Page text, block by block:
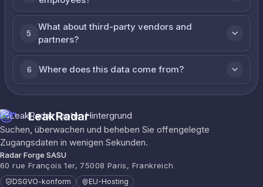
5
What about third-party vendors and
partners?
6 Where does this data come from?
LeakRadar
Suchen, überwachen und beheben Sie offengelegte
Zugangsdaten in wenigen Sekunden.
Radar Forge SASU
60 rue François 1er, 75008 Paris, Frankreich
DSGVO-konform EU-Hosting